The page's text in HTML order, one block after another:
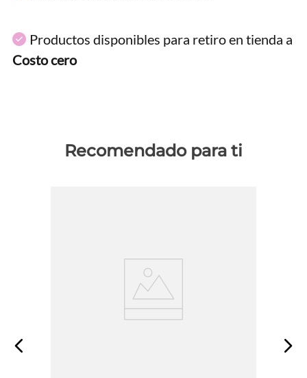
Productos disponibles para retiro en tienda a
Costo cero
Recomendado para ti